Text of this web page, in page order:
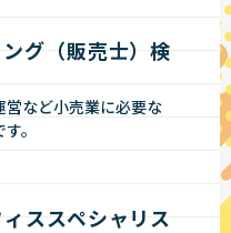
グ（販売士）検
など小売業に必要な
。
ススペシャリス